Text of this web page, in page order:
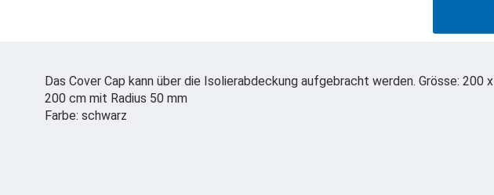
Das Cover Cap kann über die Isolierabdeckung aufgebracht werden. Grösse: 200 x
200 cm mit Radius 50 mm
Farbe: schwarz